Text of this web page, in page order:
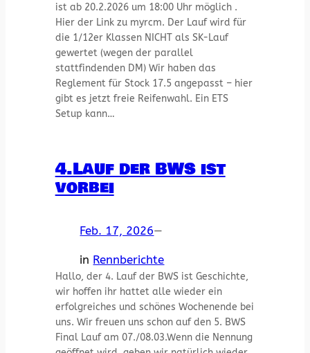
ist ab 20.2.2026 um 18:00 Uhr möglich .
Hier der Link zu myrcm. Der Lauf wird für
die 1/12er Klassen NICHT als SK-Lauf
gewertet (wegen der parallel
stattfindenden DM) Wir haben das
Reglement für Stock 17.5 angepasst – hier
gibt es jetzt freie Reifenwahl. Ein ETS
Setup kann…
4.Lauf der BWS ist
vorbei
Feb. 17, 2026—
in Rennberichte
Hallo, der 4. Lauf der BWS ist Geschichte,
wir hoffen ihr hattet alle wieder ein
erfolgreiches und schönes Wochenende bei
uns. Wir freuen uns schon auf den 5. BWS
Final Lauf am 07./08.03.Wenn die Nennung